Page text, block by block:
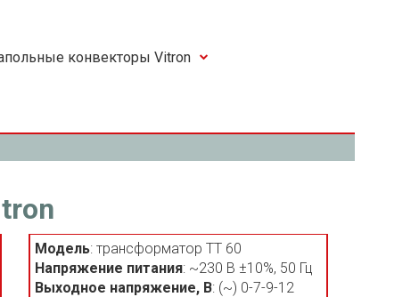
конвекторы Vitron
Модель: трансформатор ТТ 60
Напряжение питания: ~230 В ±10%, 50 Гц
Выходное напряжение, В: (~) 0-7-9-12